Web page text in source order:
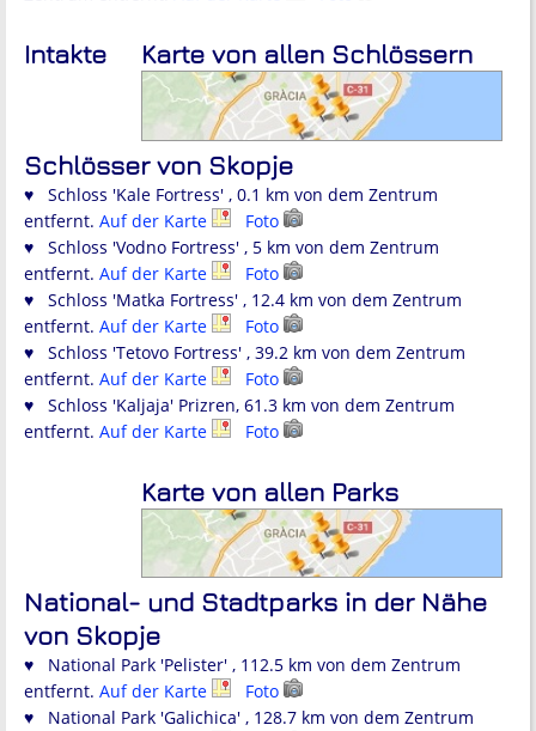
Karte von allen Schlössern
Intakte
Schlösser von Skopje
♥ Schloss 'Kale Fortress' , 0.1 km von dem Zentrum
entfernt. Auf der Karte
Foto
♥ Schloss 'Vodno Fortress' , 5 km von dem Zentrum
entfernt. Auf der Karte
Foto
♥ Schloss 'Matka Fortress' , 12.4 km von dem Zentrum
entfernt. Auf der Karte
Foto
♥ Schloss 'Tetovo Fortress' , 39.2 km von dem Zentrum
entfernt. Auf der Karte
Foto
♥ Schloss 'Kaljaja' Prizren, 61.3 km von dem Zentrum
entfernt. Auf der Karte Foto
Karte von allen Parks
National- und Stadtparks in der Nähe
von Skopje
♥ National Park 'Pelister' , 112.5 km von dem Zentrum
entfernt. Auf der Karte
Foto
♥ National Park 'Galichica' , 128.7 km von dem Zentrum